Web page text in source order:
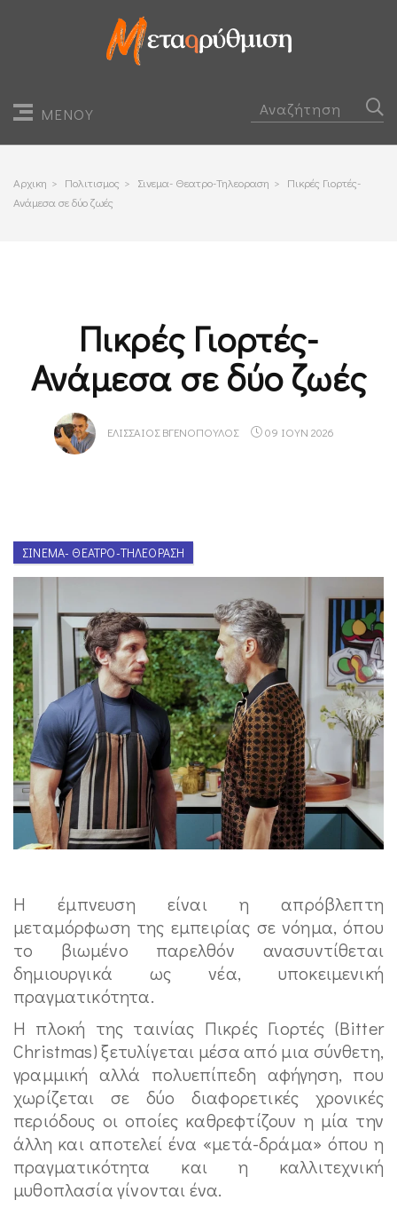
ΜΕΝΟΥ
Αρχικη > Πολιτισμος > Σινεμα- Θεατρο-Τηλεοραση > Πικρές Γιορτές-
Ανάμεσα σε δύο ζωές
Πικρές Γιορτές-
Ανάμεσα σε δύο ζωές
ΕΛΙΣΣΑΊΟΣ ΒΓΕΝΌΠΟΥΛΟΣ 09 ΙΟΥΝ 2026
ΣΙΝΕΜΆ- ΘΈΑΤΡΟ-ΤΗΛΕΌΡΑΣΗ
Η έμπνευση είναι η απρόβλεπτη
μεταμόρφωση της εμπειρίας σε νόημα, όπου
το βιωμένο παρελθόν ανασυντίθεται
δημιουργικά ως νέα, υποκειμενική
πραγματικότητα.
Η πλοκή της ταινίας Πικρές Γιορτές (Bitter
Christmas) ξετυλίγεται μέσα από μια σύνθετη,
γραμμική αλλά πολυεπίπεδη αφήγηση, που
χωρίζεται σε δύο διαφορετικές χρονικές
περιόδους οι οποίες καθρεφτίζουν η μία την
άλλη και αποτελεί ένα «μετά-δράμα» όπου η
πραγματικότητα και η καλλιτεχνική
μυθοπλασία γίνονται ένα.